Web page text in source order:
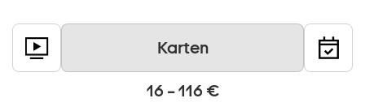
Karten
16 – 116 €